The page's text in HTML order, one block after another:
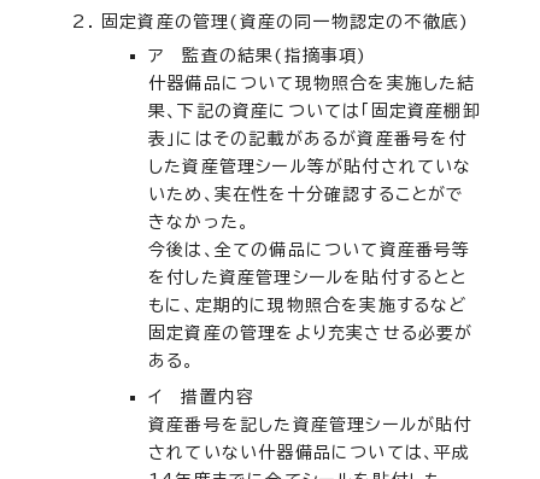
固定資産の管理(資産の同一物認定の不徹底)
ア 監査の結果(指摘事項)
什器備品について現物照合を実施した結
果、下記の資産については「固定資産棚卸
表」にはその記載があるが資産番号を付
した資産管理シール等が貼付されていな
いため、実在性を十分確認することがで
きなかった。
今後は、全ての備品について資産番号等
を付した資産管理シールを貼付するとと
もに、定期的に現物照合を実施するなど
固定資産の管理をより充実させる必要が
ある。
イ 措置内容
資産番号を記した資産管理シールが貼付
されていない什器備品については、平成